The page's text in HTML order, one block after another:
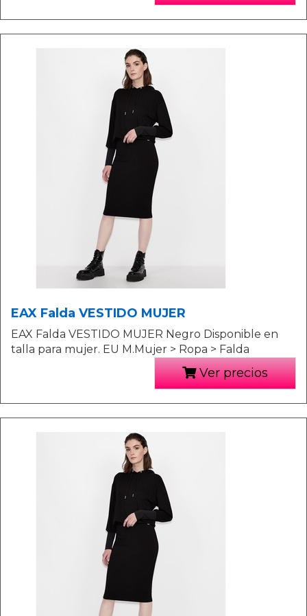
EAX Falda VESTIDO MUJER
EAX Falda VESTIDO MUJER Negro Disponible en
talla para mujer. EU M.Mujer > Ropa > Falda
Ver precios